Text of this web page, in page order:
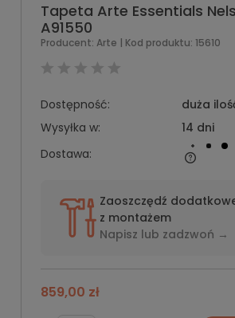
Tapeta Arte Essentials
A91550
Producent: Arte | Kod produktu: 15610
Dostępność:
duża
Wysyłka w:
14 dni
Dostawa:
Zaoszczędź
z montażem
Napisz lub zadzwoń →
859,00 zł